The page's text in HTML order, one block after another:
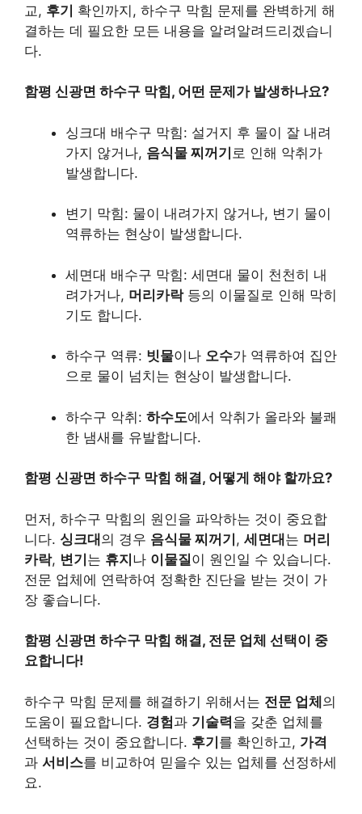
교, 후기 확인까지, 하수구 막힘 문제를 완벽하게 해
결하는 데 필요한 모든 내용을 알려알려드리겠습니
다.
함평 신광면 하수구 막힘, 어떤 문제가 발생하나요?
싱크대 배수구 막힘: 설거지 후 물이 잘 내려
가지 않거나, 음식물 찌꺼기 로 인해 악취가
발생합니다.
변기 막힘: 물이 내려가지 않거나, 변기 물이
역류하는 현상이 발생합니다.
세면대 배수구 막힘: 세면대 물이 천천히 내
려가거나, 머리카락등의 이물질로 인해 막히
기도 합니다.
하수구 역류: 빗물이나 오수가 역류하여 집안
으로 물이 넘치는 현상이 발생합니다.
하수구 악취: 하수도에서 악취가 올라와 불쾌
한 냄새를 유발합니다.
함평 신광면 하수구 막힘 해결, 어떻게 해야 할까요?
먼저, 하수구 막힘의 원인을 파악하는 것이 중요합
니다. 싱크대의 경우 음식물 찌꺼기, 세면대는 머리
카락, 변기는 휴지나 이물질이 원인일 수 있습니다.
전문 업체에 연락하여 정확한 진단을 받는 것이 가
장 좋습니다.
함평 신광면 하수구 막힘 해결, 전문 업체 선택이 중
요합니다!
하수구 막힘 문제를 해결하기 위해서는 전문 업체의
도움이 필요합니다. 경험과 기술력을 갖춘 업체를
선택하는 것이 중요합니다. 후기를 확인하고, 가격
과 서비스를 비교하여 믿을수 있는 업체를 선정하세
요.